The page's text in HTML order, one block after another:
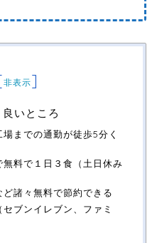
非表示]
いところ
までの通勤が徒歩5分く
料で１日３食（土日休み
諸々無料で節約できる
ブンイレブン、ファミ